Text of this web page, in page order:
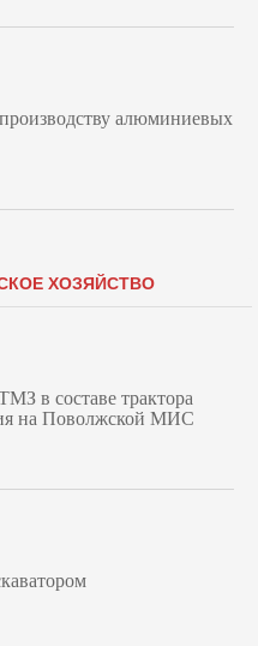
алюминиевых
ХОЗЯЙСТВО
в составе трактора
на Поволжской МИС